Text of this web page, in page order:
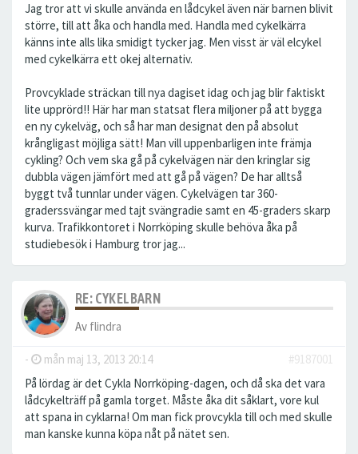
Jag tror att vi skulle använda en lådcykel även när barnen blivit
större, till att åka och handla med. Handla med cykelkärra
känns inte alls lika smidigt tycker jag. Men visst är väl elcykel
med cykelkärra ett okej alternativ.
Provcyklade sträckan till nya dagiset idag och jag blir faktiskt
lite upprörd!! Här har man statsat flera miljoner på att bygga
en ny cykelväg, och så har man designat den på absolut
krångligast möjliga sätt! Man vill uppenbarligen inte främja
cykling? Och vem ska gå på cykelvägen när den kringlar sig
dubbla vägen jämfört med att gå på vägen? De har alltså
byggt två tunnlar under vägen. Cykelvägen tar 360-
graderssvängar med tajt svängradie samt en 45-graders skarp
kurva. Trafikkontoret i Norrköping skulle behöva åka på
studiebesök i Hamburg tror jag...
RE: CYKELBARN
Av flindra
- mån maj 13, 2013 20:14
#9187001
På lördag är det Cykla Norrköping-dagen, och då ska det vara
lådcykelträff på gamla torget. Måste åka dit såklart, vore kul
att spana in cyklarna! Om man fick provcykla till och med skulle
man kanske kunna köpa nåt på nätet sen.